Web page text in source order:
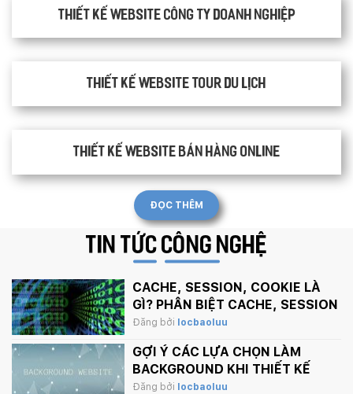
Thiết kế website công ty doanh nghiệp
Thiết kế website tour du lịch
Thiết kế website bán hàng Online
ĐỌC THÊM
TIN TỨCCÔNG NGHỆ
CACHE, SESSION, COOKIE LÀ
GÌ? PHÂN BIỆT CACHE, SESSION
VÀ COOKIE
Đăng bởi locbaoluu
GỢI Ý CÁC LỰA CHỌN LÀM
BACKGROUND KHI THIẾT KẾ
WEBSITE
Đăng bởi locbaoluu